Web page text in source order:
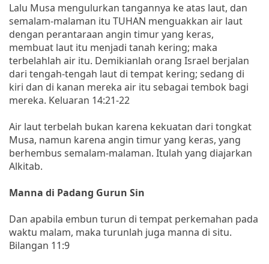
Lalu Musa mengulurkan tangannya ke atas laut, dan
semalam-malaman itu TUHAN menguakkan air laut
dengan perantaraan angin timur yang keras,
membuat laut itu menjadi tanah kering; maka
terbelahlah air itu. Demikianlah orang Israel berjalan
dari tengah-tengah laut di tempat kering; sedang di
kiri dan di kanan mereka air itu sebagai tembok bagi
mereka. Keluaran 14:21-22
Air laut terbelah bukan karena kekuatan dari tongkat
Musa, namun karena angin timur yang keras, yang
berhembus semalam-malaman. Itulah yang diajarkan
Alkitab.
Manna di Padang Gurun Sin
Dan apabila embun turun di tempat perkemahan pada
waktu malam, maka turunlah juga manna di situ.
Bilangan 11:9